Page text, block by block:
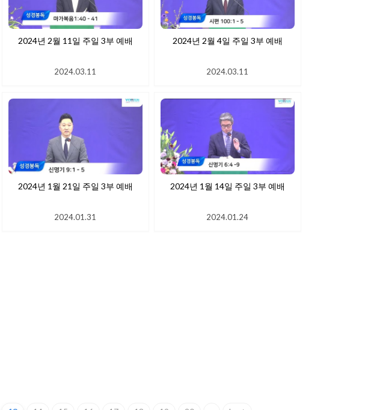
2024년 2월 11일 주일 3부 예배
2024.03.11
2024년 2월 4일 주일 3부 예배
2024.03.11
2024년 1월 21일 주일 3부 예배
2024.01.31
2024년 1월 14일 주일 3부 예배
2024.01.24